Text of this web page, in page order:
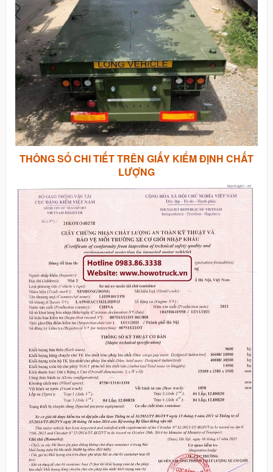
THÔNG SỐ CHI TIẾT TRÊN GIẤY KIỂM ĐỊNH CHẤT
LƯỢNG